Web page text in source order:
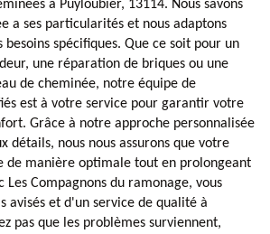
à Puyloubier, 13114. Nous savons
a ses particularités et nous adaptons
besoins spécifiques. Que ce soit pour un
une réparation de briques ou une
de cheminée, notre équipe de
est à votre service pour garantir votre
Grâce à notre approche personnalisée
détails, nous nous assurons que votre
de manière optimale tout en prolongeant
Les Compagnons du ramonage, vous
avisés et d'un service de qualité à
pas que les problèmes surviennent,